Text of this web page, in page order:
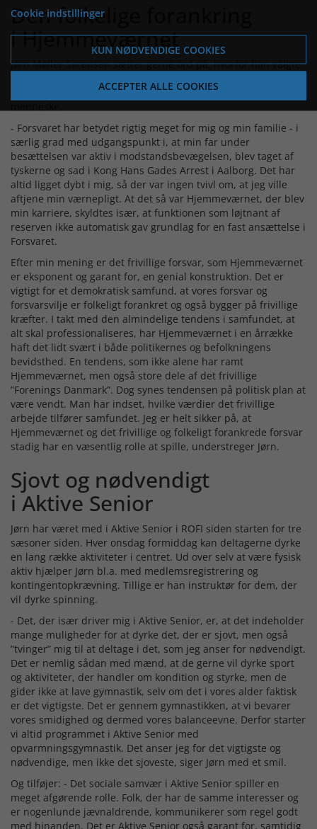
Den folkelige forankring
i Hjemmeværnet
Jørn Møller Sørensen sætter gerne ord på, hvorfor han valgte
stor en rolle i hans liv og været med til at forme ham som
- Forsvaret har betydet rigtig meget for mig og min familie - i
særlig grad med udgangspunkt i, at min far under
besættelsen var aktiv i modstandsbevægelsen, blev taget af
tyskerne og sad i Kong Hans Gades Arrest i Aalborg. Det har
altid ligget dybt i mig, så der var ingen tvivl om, at jeg ville
aftjene min værnepligt. At det så var Hjemmeværnet, der blev
min karriere, skyldtes især, at funktionen som løjtnant af
reserven ikke automatisk gav grundlag for en fast ansættelse i
Forsvaret.
Efter min mening er det frivillige forsvar, som Hjemmeværnet
er eksponent og garant for, en genial konstruktion. Det er
vigtigt for et demokratisk samfund, at vores forsvar og
forsvarsvilje er folkeligt forankret og også bygger på frivillige
kræfter. I takt med den almindelige tendens i samfundet, at
alt skal professionaliseres, har Hjemmeværnet i en årrække
haft det lidt svært i både politikernes og befolkningens
bevidsthed. En tendens, som ikke alene har ramt
Hjemmeværnet, men også store dele af det frivillige
”Forenings Danmark”. Dog synes tendensen på politisk plan at
være vendt. Man har indset, hvilke værdier det frivillige
arbejde tilfører samfundet. Jeg er helt sikker på, at
Hjemmeværnet og det frivillige og folkeligt forankrede forsvar
stadig har en væsentlig rolle at spille, understreger Jørn.
Sjovt og nødvendigt
i Aktive Senior
Jørn har været med i Aktive Senior i ROFI siden starten for tre
sæsoner siden. Hver onsdag formiddag kan deltagerne dyrke
en lang række aktiviteter i centret. Ud over selv at være fysisk
aktiv hjælper Jørn bl.a. med medlemsregistrering og
kontingentopkrævning. Tillige er han instruktør for dem, der
vil dyrke spinning.
- Det, der især driver mig i Aktive Senior, er, at det indeholder
mange muligheder for at dyrke det, der er sjovt, men også
”tvinger” mig til at deltage i det, som jeg anser for nødvendigt.
Det er nemlig sådan med mænd, at de gerne vil dyrke sport
og aktiviteter, der handler om kondition og styrke, men de
gider ikke at lave gymnastik, selv om det i vores alder faktisk
er det vigtigste. Det er gennem gymnastikken, at vi bevarer
vores smidighed og dermed vores balanceevne. Derfor starter
vi altid programmet i Aktive Senior med
opvarmningsgymnastik. Det anser jeg for det vigtigste og
nødvendige, men ikke det sjoveste, siger Jørn med et smil.
Og tilføjer: - Det sociale samvær i Aktive Senior spiller en
meget afgørende rolle. Folk, der har de samme interesser og
er nogenlunde jævnaldrende, kommunikerer som regel godt
med hinanden. Det er Aktive Senior også garant for, samtidig
Cookie indstillinger
KUN NØDVENDIGE COOKIES
ACCEPTER ALLE COOKIES